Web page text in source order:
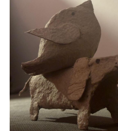
Acompanhe a Leiria Agenda
CULTURA
DESPORTO